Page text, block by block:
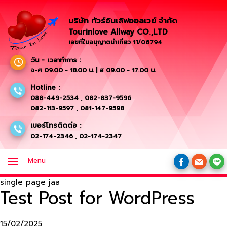
บริษัท ทัวร์อินเลิฟออลเวย์ จำกัด
Tourinlove Allway CO.,LTD
เลขที่ใบอนุญาตนำเที่ยว 11/06794
วัน - เวลาทำการ :
จ-ศ 09.00 - 18.00 น. | ส 09.00 - 17.00 น.
Hotline :
088-449-2534 , 082-837-9596
082-113-9597 , 081-147-9598
เบอร์โทรติดต่อ :
02-174-2346 , 02-174-2347
Menu
single page jaa
Test Post for WordPress
15/02/2025